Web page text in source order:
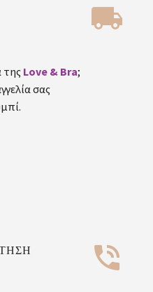


της Love & Bra;
σας

